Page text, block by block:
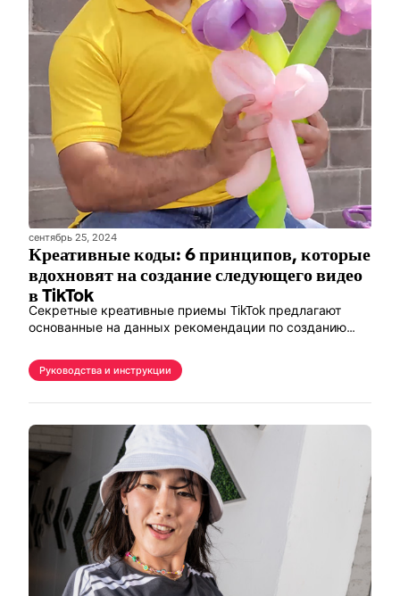
сентябрь 25, 2024
Креативные коды: 6 принципов, которые
вдохновят на создание следующего видео
в TikTok
Секретные креативные приемы TikTok предлагают
основанные на данных рекомендации по созданию
высокоэффективные видео.
Руководства и инструкции